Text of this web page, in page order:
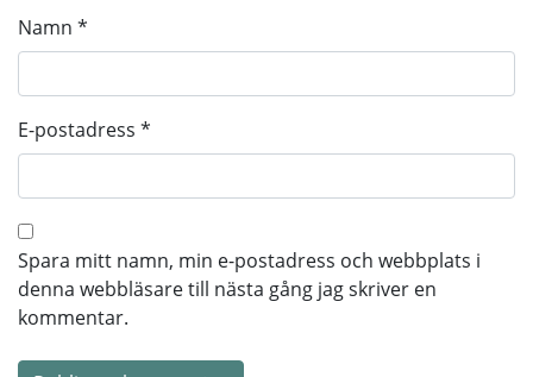
Namn *
E-postadress *
Spara mitt namn, min e-postadress och webbplats i
denna webbläsare till nästa gång jag skriver en
kommentar.